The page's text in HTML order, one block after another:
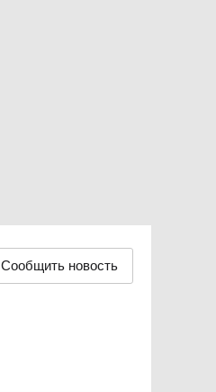
Сообщить новость